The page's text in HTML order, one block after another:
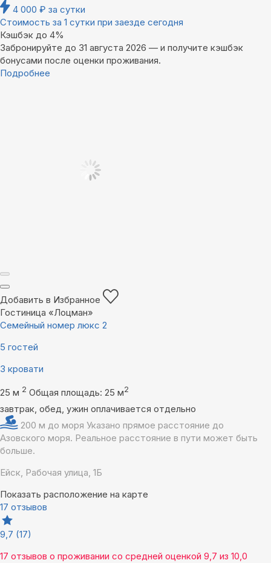
4 000 ₽ за сутки
Стоимость за 1 сутки при заезде сегодня
Кэшбэк до 4%
Забронируйте до 31 августа 2026 — и получите кэшбэк
бонусами после оценки проживания.
Подробнее
Добавить в Избранное
Гостиница «Лоцман»
Семейный номер люкс 2
5 гостей
3 кровати
25 м 2 Общая площадь: 25 м2
завтрак, обед, ужин оплачивается отдельно
200 м до моря Указано прямое расстояние до
Азовского моря. Реальное расстояние в пути может быть
больше.
Ейск, Рабочая улица, 1Б
Показать расположение на карте
17 отзывов
9,7 (17)
17 отзывов о проживании со средней оценкой 9,7 из 10,0